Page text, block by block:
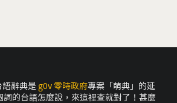
辭典是 g0v 零時政府專案「萌典」的延
的台語怎麼說，來這裡查就對了！甚麼